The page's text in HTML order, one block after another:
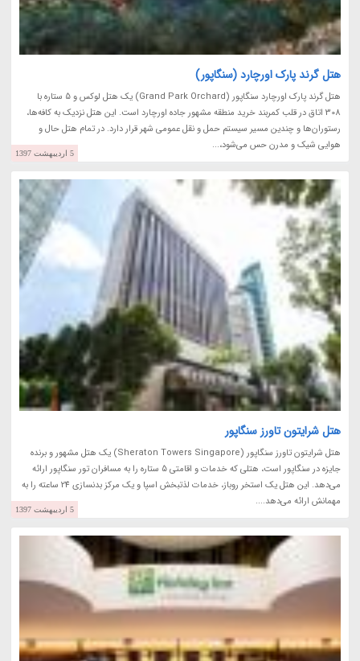
هتل گرند پارک اورچارد (سنگاپور)
هتل گرند پارک اورچارد سنگاپور (Grand Park Orchard) یک هتل لوکس و 5 ستاره با
308 اتاق در قلب کمربند خرید منطقه مشهور جاده اورچارد است. این هتل نزدیک به کافه‌ها،
رستوران‌ها و چندین مسیر سیستم حمل و نقل عمومی شهر قرار دارد. در تمام هتل حال و
هوایی شیک و مدرن حس می‌شود،...
5 اردیبهشت 1397
هتل شرایتون تاورز سنگاپور
هتل شرایتون تاورز سنگاپور (Sheraton Towers Singapore) یک هتل مشهور و برنده
جایزه در سنگاپور است، هتلی که خدمات و اقامتی 5 ستاره را به مسافران تور سنگاپور ارائه
می‌دهد. این هتل یک استخر روباز، خدمات لذتبخش اسپا و یک مرکز بدنسازی 24 ساعته را به
مهمانش ارائه می‌دهد....
5 اردیبهشت 1397